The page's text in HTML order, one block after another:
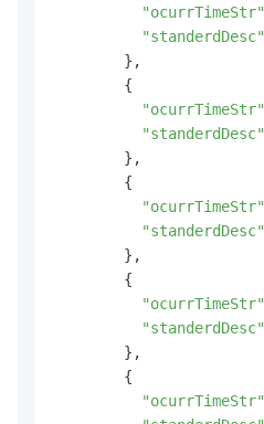
"ocurrTimeStr"
"standerdDesc"
        },
        {
"ocurrTimeStr"
"standerdDesc"
        },
        {
"ocurrTimeStr"
"standerdDesc"
        },
        {
"ocurrTimeStr"
"standerdDesc"
        },
        {
"ocurrTimeStr"